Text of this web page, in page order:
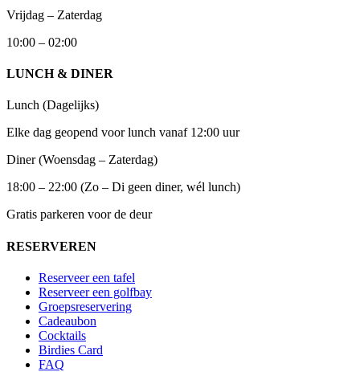
Vrijdag – Zaterdag
10:00 – 02:00
LUNCH & DINER
Lunch (Dagelijks)
Elke dag geopend voor lunch vanaf 12:00 uur
Diner (Woensdag – Zaterdag)
18:00 – 22:00 (Zo – Di geen diner, wél lunch)
Gratis parkeren voor de deur
RESERVEREN
Reserveer een tafel
Reserveer een golfbay
Groepsreservering
Cadeaubon
Cocktails
Birdies Card
FAQ